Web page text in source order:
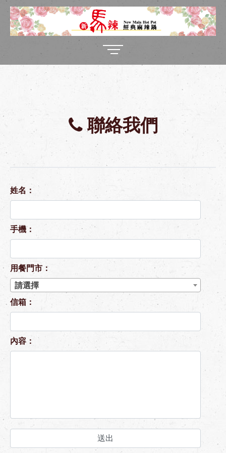
聯絡我們
姓名：
手機：
用餐門市：
請選擇
信箱：
內容：
送出